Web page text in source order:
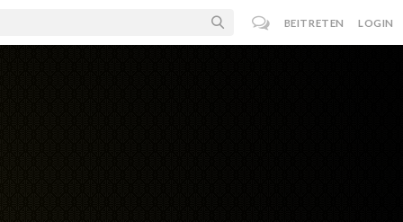
BEITRETEN LOGIN